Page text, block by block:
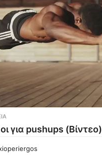
για pushups (Βίντεο)